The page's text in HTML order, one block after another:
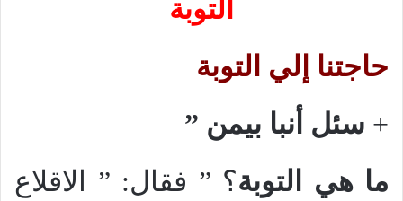
التوبة
حاجتنا إلي التوبة
+ سئل أنبا بيمن ”
ما هي التوبة؟ ” فقال: ” الاقلاع